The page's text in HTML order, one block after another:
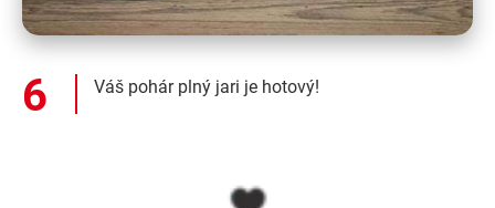
Váš pohár plný jari je hotový!